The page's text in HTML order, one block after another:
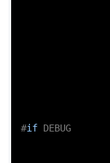
#if DEBUG